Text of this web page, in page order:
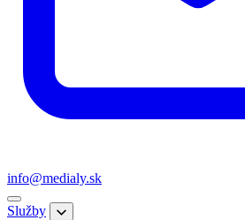
info@medialy.sk
Služby